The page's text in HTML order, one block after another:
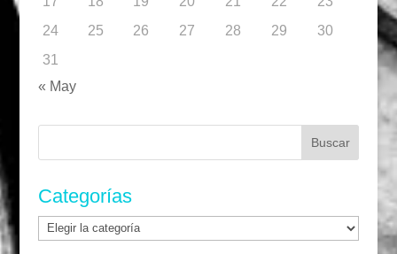
24
25 26 27 28 29
30
31
« May
Categorías
Categorías